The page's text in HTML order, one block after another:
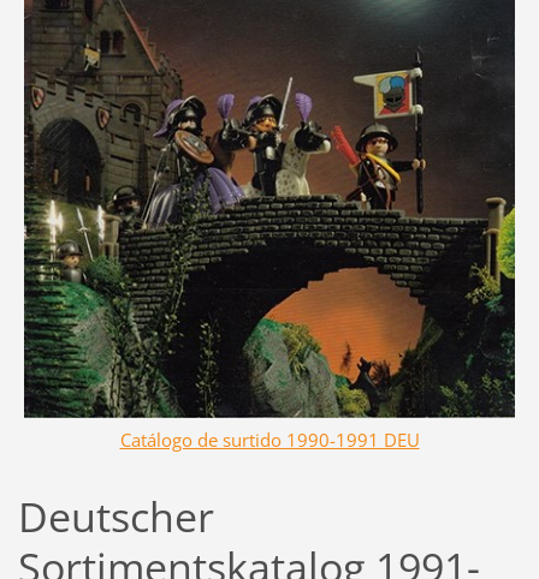
Catálogo de surtido 1990-1991 DEU
Deutscher
Sortimentskatalog 1991-